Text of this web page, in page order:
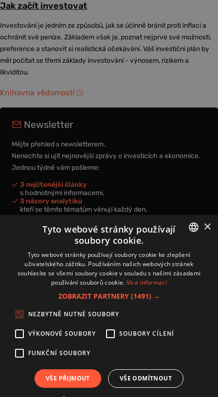
Jak začít investovat
Investování je jedním ze způsobů, jak se účinně bránit proti inflaci a
ochránit své peníze. Základem však je, poznat nejprve své možnosti,
preference a stanovit si realistická očekávání. Váš investiční plán by
měl počítat se třemi základy investování - výnosem, rizikem a
likviditou.
Knihovna vědomostí
Newsletter
Mějte přehled s newsletterem.
Nenechte si ujít nejnovější zprávy o investicích a ekonomice.
Jednou týdně vám pošleme:
3 nejčtenější články
s hodnotnými informacemi,
3 názory analytiků
kteří se těmto tématům věnují každý den,
nová videa a podcasty
k prohloubení vašich znalostí.
Přihlášením k newsletteru vyjadřujete svůj souhlas spodmínkami
zpracování osobních údajů.
Zásady používání souborů cookies
Autoři
Nastavení cookies
CZECH
×
Tyto webové stránky používají
soubory cookie.
Tyto webové stránky používají soubory cookie ke zlepšení
uživatelského zážitku. Používáním našich webových stránek
souhlasíte se všemi soubory cookie v souladu s našimi zásadami
používání souborů cookie. Více informací
ZOBRAZIT PARTNERY (1491) →
NEZBYTNĚ NUTNÉ SOUBORY
VÝKONOVÉ SOUBORY SOUBORY CÍLENÍ
FUNKČNÍ SOUBORY
VŠE PŘIJMOUT VŠE ODMÍTNOUT